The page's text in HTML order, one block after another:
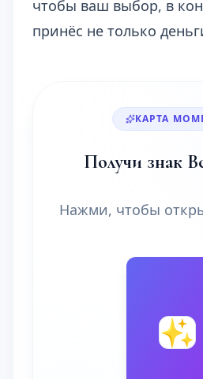
чтобы ваш выбор, в
принёс не только
КАРТА
Получи знак
Нажми, чтобы
🔮
✨